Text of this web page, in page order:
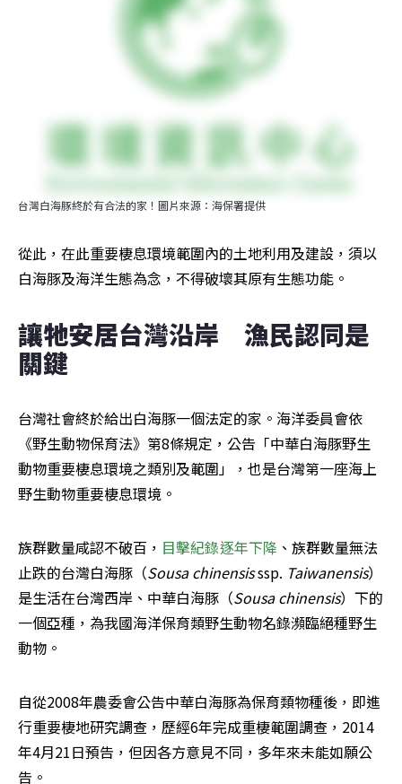
台灣白海豚終於有合法的家！圖片來源：海保署提供
從此，在此重要棲息環境範圍內的土地利用及建設，須以
白海豚及海洋生態為念，不得破壞其原有生態功能。
讓牠安居台灣沿岸　漁民認同是
關鍵
台灣社會終於給出白海豚一個法定的家。海洋委員會依
《野生動物保育法》第8條規定，公告「中華白海豚野生
動物重要棲息環境之類別及範圍」，也是台灣第一座海上
野生動物重要棲息環境。
族群數量咸認不破百， 目擊紀錄逐年下降 、族群數量無法
止跌的台灣白海豚（Sousa chinensis ssp. Taiwanensis）
是生活在台灣西岸、中華白海豚（Sousa chinensis）下的
一個亞種，為我國海洋保育類野生動物名錄瀕臨絕種野生
動物。
自從2008年農委會公告中華白海豚為保育類物種後，即進
行重要棲地研究調查，歷經6年完成重棲範圍調查，2014
年4月21日預告，但因各方意見不同，多年來未能如願公
告。